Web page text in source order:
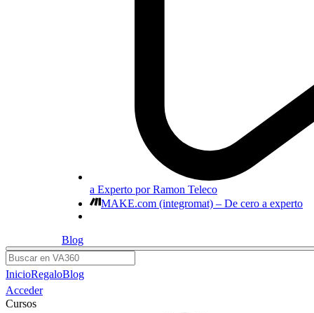
a Experto por Ramon Teleco
MAKE.com (integromat) – De cero a experto
Blog
Buscar
InicioRegaloBlog
Acceder
Cursos